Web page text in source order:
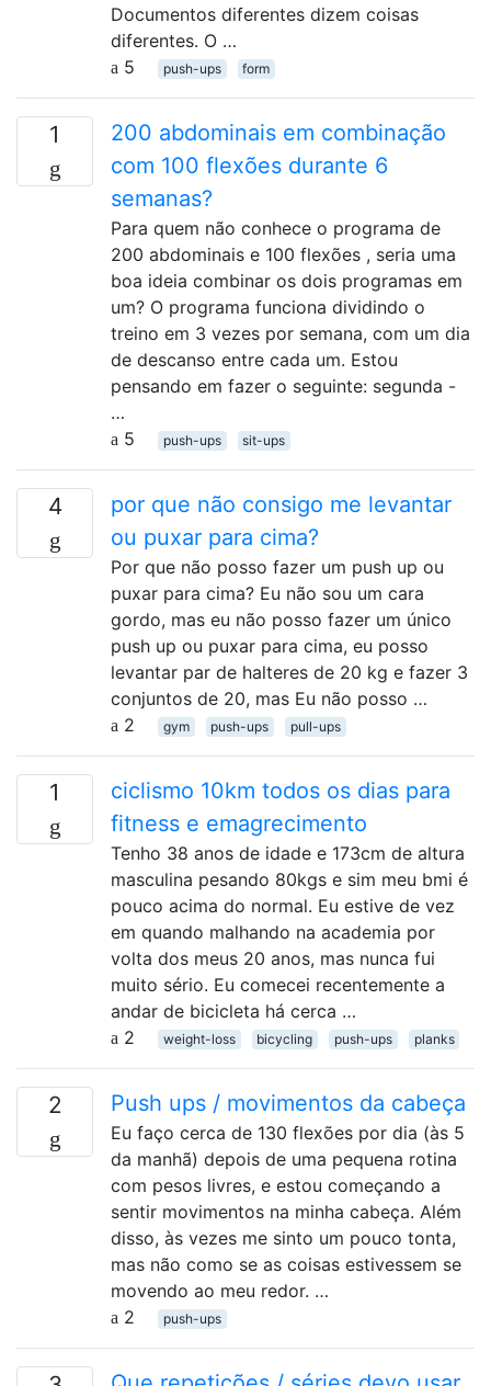
Documentos diferentes dizem coisas
diferentes. O …
5
push-ups form
1
200 abdominais em combinação
com 100 flexões durante 6
semanas?
Para quem não conhece o programa de
200 abdominais e 100 flexões , seria uma
boa ideia combinar os dois programas em
um? O programa funciona dividindo o
treino em 3 vezes por semana, com um dia
de descanso entre cada um. Estou
pensando em fazer o seguinte: segunda -
…
5
push-ups sit-ups
4
por que não consigo me levantar
ou puxar para cima?
Por que não posso fazer um push up ou
puxar para cima? Eu não sou um cara
gordo, mas eu não posso fazer um único
push up ou puxar para cima, eu posso
levantar par de halteres de 20 kg e fazer 3
conjuntos de 20, mas Eu não posso …
2
gym push-ups pull-ups
1
ciclismo 10km todos os dias para
fitness e emagrecimento
Tenho 38 anos de idade e 173cm de altura
masculina pesando 80kgs e sim meu bmi é
pouco acima do normal. Eu estive de vez
em quando malhando na academia por
volta dos meus 20 anos, mas nunca fui
muito sério. Eu comecei recentemente a
andar de bicicleta há cerca …
2
weight-loss bicycling push-ups planks
2 Push ups / movimentos da cabeça
Eu faço cerca de 130 flexões por dia (às 5
da manhã) depois de uma pequena rotina
com pesos livres, e estou começando a
sentir movimentos na minha cabeça. Além
disso, às vezes me sinto um pouco tonta,
mas não como se as coisas estivessem se
movendo ao meu redor. …
2
push-ups